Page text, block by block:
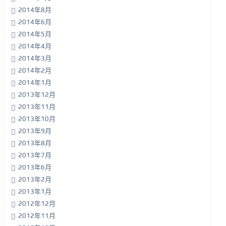
2014年8月
2014年6月
2014年5月
2014年4月
2014年3月
2014年2月
2014年1月
2013年12月
2013年11月
2013年10月
2013年9月
2013年8月
2013年7月
2013年6月
2013年2月
2013年1月
2012年12月
2012年11月